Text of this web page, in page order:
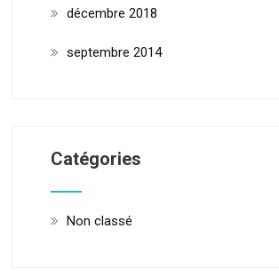
décembre 2018
septembre 2014
Catégories
Non classé